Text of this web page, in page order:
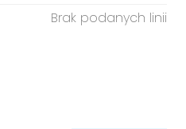
Brak podanych linii